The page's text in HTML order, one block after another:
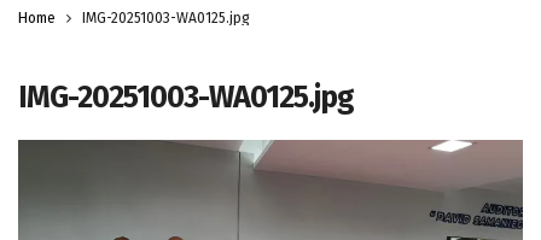
Home IMG-20251003-WA0125.jpg
IMG-20251003-WA0125.jpg